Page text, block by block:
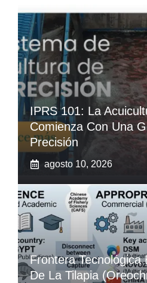
IPRS 101: La
Comienza Con Una
Precisión
agosto 10, 2026
Frontera Tecnológica
De La Tilapia